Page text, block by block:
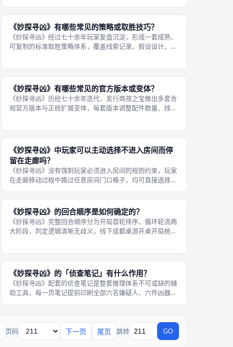
随机变量的纯逻辑硬核推理，是策略主导、运气适度调剂的
轻推理聚会桌游，新手容易放大运气作
《妙探寻凶》有哪些常见的策略或取胜技巧？
《妙探寻凶》经过七十余年玩家复盘沉淀，形成一套成熟、
可复制的标准取胜策略体系，覆盖线索记录、假设设计、版
家可结合心理误导战术进一步压缩对
《妙探寻凶》有哪些常见的官方版本或变体？
《妙探寻凶》历经七十余年迭代，发行商孩之宝推出多套合
规官方版本与正统扩展变体，每套版本调整配件数量、线索
袋判定」核心底层规则，仅在线索池
《妙探寻凶》中玩家可以主动选择不进入房间而停
留在走廊吗？
《妙探寻凶》没有强制玩家必须进入房间的规则约束，玩家
在走廊移动过程中路过任意房间门口格子，均可直接选择无
在空白走廊格子，整套操作完全合规，仅会失去本回合发起
假设收集线索的核心权限，是保守型
《妙探寻凶》的回合顺序是如何确定的？
《妙探寻凶》完整回合顺序分为开局首轮排序、循环轮流两
大阶段，判定逻辑清晰无歧义，线下成都桌游开桌开局统一
去个人完整回合，不再参与轮流行动
《妙探寻凶》的「侦查笔记」有什么作用？
《妙探寻凶》配套的侦查笔记是整套推理体系不可或缺的辅
助工具，每一页笔记提前印刷全部六名嫌疑人、六件凶器、
索，依靠消去法逐步锁定唯一的档案
页码 下一页 尾页 跳转 GO